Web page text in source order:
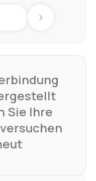
Next day
Sie Ihre